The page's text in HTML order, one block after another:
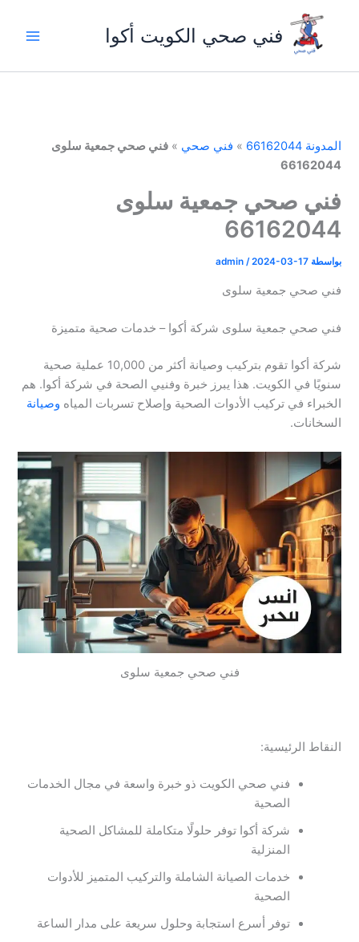
المحتوى
فني صحي الكويت أكوا
المدونة 66162044 » فني صحي »فني صحي جمعية سلوى
66162044
فني صحي جمعية سلوى
66162044
بواسطة admin /2024-03-17
فني صحي جمعية سلوى
فني صحي جمعية سلوى شركة أكوا – خدمات صحية متميزة
شركة أكوا تقوم بتركيب وصيانة أكثر من 10,000 عملية صحية
سنويًا في الكويت. هذا يبرز خبرة وفنيي الصحة في شركة أكوا. هم
الخبراء في تركيب الأدوات الصحية وإصلاح تسربات المياه وصيانة
السخانات.
فني صحي جمعية سلوى
النقاط الرئيسية:
فني صحي الكويت ذو خبرة واسعة في مجال الخدمات
الصحية
شركة أكوا توفر حلولًا متكاملة للمشاكل الصحية
المنزلية
خدمات الصيانة الشاملة والتركيب المتميز للأدوات
الصحية
توفر أسرع استجابة وحلول سريعة على مدار الساعة